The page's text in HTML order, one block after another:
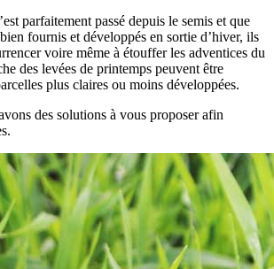
parfaitement passé depuis le semis et que
fournis et développés en sortie d’hiver, ils
voire même à étouffer les adventices du
des levées de printemps peuvent être
plus claires ou moins développées.
des solutions à vous proposer afin